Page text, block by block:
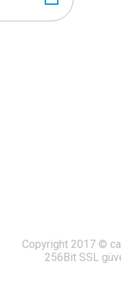
Copyright 2017 ©
256Bit SSL